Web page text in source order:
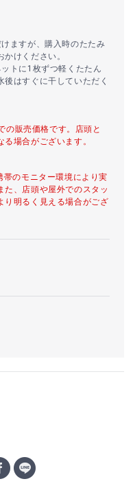
ますが、購入時のたたみ
けください。
トに1枚ずつ軽くたたん
はすぐに干していただく
の販売価格です。店頭と
場合がございます。
のモニター環境により実
た、店頭や屋外でのスタッ
り明るく見える場合がござ